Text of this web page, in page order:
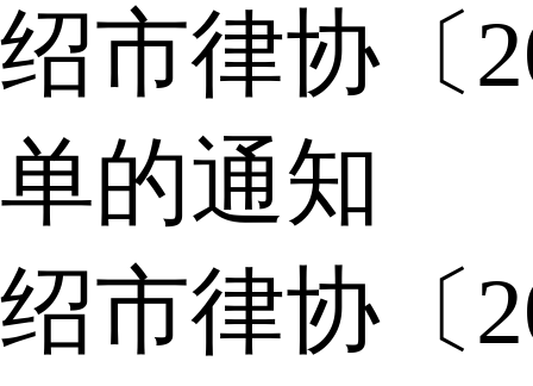
绍市律协〔
单的通知
绍市律协〔